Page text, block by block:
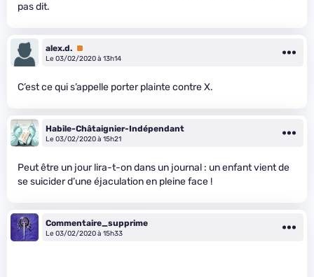
pas dit.
alex.d. Premium
Le 03/02/2020 à 13h14
C’est ce qui s’appelle porter plainte contre X.
Habile-Châtaignier-Indépendant
Le 03/02/2020 à 15h21
Peut être un jour lira-t-on dans un journal : un enfant vient de
se suicider d’une éjaculation en pleine face !
Commentaire_supprime
Le 03/02/2020 à 15h33